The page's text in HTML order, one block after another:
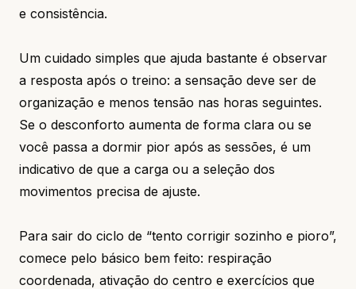
e consistência.
Um cuidado simples que ajuda bastante é observar
a resposta após o treino: a sensação deve ser de
organização e menos tensão nas horas seguintes.
Se o desconforto aumenta de forma clara ou se
você passa a dormir pior após as sessões, é um
indicativo de que a carga ou a seleção dos
movimentos precisa de ajuste.
Para sair do ciclo de “tento corrigir sozinho e pioro”,
comece pelo básico bem feito: respiração
coordenada, ativação do centro e exercícios que